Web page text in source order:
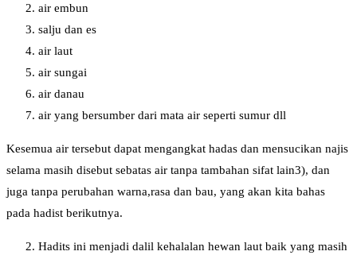
air embun
salju dan es
air laut
air sungai
air danau
air yang bersumber dari mata air seperti sumur dll
Kesemua air tersebut dapat mengangkat hadas dan mensucikan najis
selama masih disebut sebatas air tanpa tambahan sifat lain3), dan
juga tanpa perubahan warna,rasa dan bau, yang akan kita bahas
pada hadist berikutnya.
Hadits ini menjadi dalil kehalalan hewan laut baik yang masih